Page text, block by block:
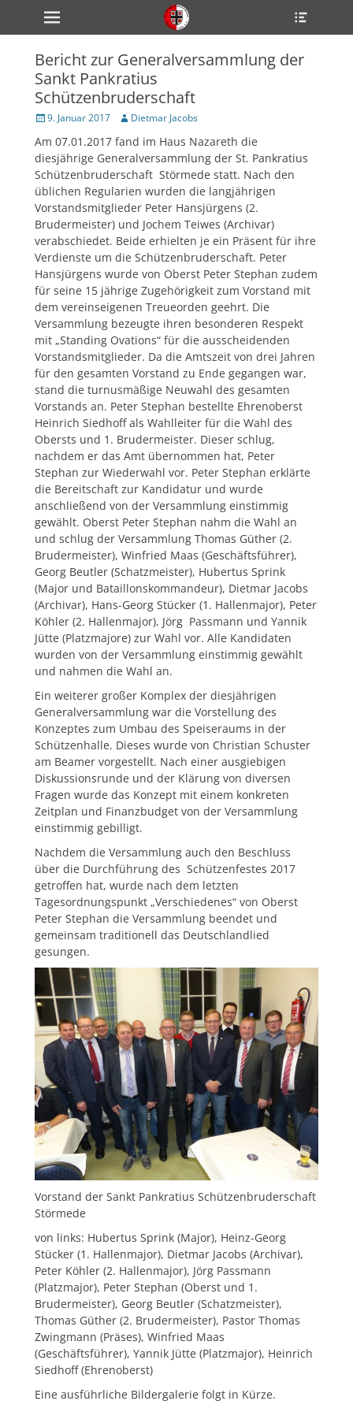
zum
Inhalt
Primärmenü
Bericht zur Generalversammlung der
Sankt Pankratius
Schützenbruderschaft
Veröffentlicht
9. Januar 2017 Author
Dietmar Jacobs
Am 07.01.2017 fand im Haus Nazareth die
diesjährige Generalversammlung der St. Pankratius
Schützenbruderschaft Störmede statt. Nach den
üblichen Regularien wurden die langjährigen
Vorstandsmitglieder Peter Hansjürgens (2.
Brudermeister) und Jochem Teiwes (Archivar)
verabschiedet. Beide erhielten je ein Präsent für ihre
Verdienste um die Schützenbruderschaft. Peter
Hansjürgens wurde von Oberst Peter Stephan zudem
für seine 15 jährige Zugehörigkeit zum Vorstand mit
dem vereinseigenen Treueorden geehrt. Die
Versammlung bezeugte ihren besonderen Respekt
mit „Standing Ovations“ für die ausscheidenden
Vorstandsmitglieder. Da die Amtszeit von drei Jahren
für den gesamten Vorstand zu Ende gegangen war,
stand die turnusmäßige Neuwahl des gesamten
Vorstands an. Peter Stephan bestellte Ehrenoberst
Heinrich Siedhoff als Wahlleiter für die Wahl des
Obersts und 1. Brudermeister. Dieser schlug,
nachdem er das Amt übernommen hat, Peter
Stephan zur Wiederwahl vor. Peter Stephan erklärte
die Bereitschaft zur Kandidatur und wurde
anschließend von der Versammlung einstimmig
gewählt. Oberst Peter Stephan nahm die Wahl an
und schlug der Versammlung Thomas Güther (2.
Brudermeister), Winfried Maas (Geschäftsführer),
Georg Beutler (Schatzmeister), Hubertus Sprink
(Major und Bataillonskommandeur), Dietmar Jacobs
(Archivar), Hans-Georg Stücker (1. Hallenmajor), Peter
Köhler (2. Hallenmajor), Jörg Passmann und Yannik
Jütte (Platzmajore) zur Wahl vor. Alle Kandidaten
wurden von der Versammlung einstimmig gewählt
und nahmen die Wahl an.
Ein weiterer großer Komplex der diesjährigen
Generalversammlung war die Vorstellung des
Konzeptes zum Umbau des Speiseraums in der
Schützenhalle. Dieses wurde von Christian Schuster
am Beamer vorgestellt. Nach einer ausgiebigen
Diskussionsrunde und der Klärung von diversen
Fragen wurde das Konzept mit einem konkreten
Zeitplan und Finanzbudget von der Versammlung
einstimmig gebilligt.
Nachdem die Versammlung auch den Beschluss
über die Durchführung des Schützenfestes 2017
getroffen hat, wurde nach dem letzten
Tagesordnungspunkt „Verschiedenes“ von Oberst
Peter Stephan die Versammlung beendet und
gemeinsam traditionell das Deutschlandlied
gesungen.
Vorstand der Sankt Pankratius Schützenbruderschaft
Störmede
von links: Hubertus Sprink (Major), Heinz-Georg
Stücker (1. Hallenmajor), Dietmar Jacobs (Archivar),
Peter Köhler (2. Hallenmajor), Jörg Passmann
(Platzmajor), Peter Stephan (Oberst und 1.
Brudermeister), Georg Beutler (Schatzmeister),
Thomas Güther (2. Brudermeister), Pastor Thomas
Zwingmann (Präses), Winfried Maas
(Geschäftsführer), Yannik Jütte (Platzmajor), Heinrich
Siedhoff (Ehrenoberst)
Eine ausführliche Bildergalerie folgt in Kürze.